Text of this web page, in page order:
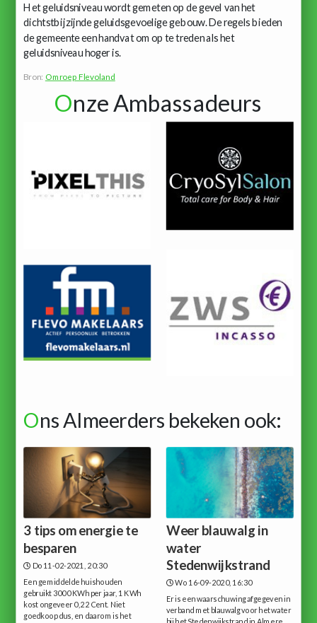
Het geluidsniveau wordt gemeten op de gevel van het
dichtstbijzijnde geluidsgevoelige gebouw. De regels bieden
de gemeente een handvat om op te treden als het
geluidsniveau hoger is.
Bron: Omroep Flevoland
Onze Ambassadeurs
Ons Almeerders bekeken ook:
3 tips om energie te
besparen
Do 11-02-2021, 20:30
Een gemiddelde huishouden
gebruikt 3000 KWh per jaar, 1 KWh
kost ongeveer 0,22 Cent. Niet
goedkoop dus, en daarom is het
Weer blauwalg in
water
Stedenwijkstrand
Wo 16-09-2020, 16:30
Er is een waarschuwing afgegeven in
verband met blauwalg voor het water